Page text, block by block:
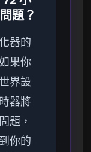
題？
器的
果你
界設
器將
題，
你的